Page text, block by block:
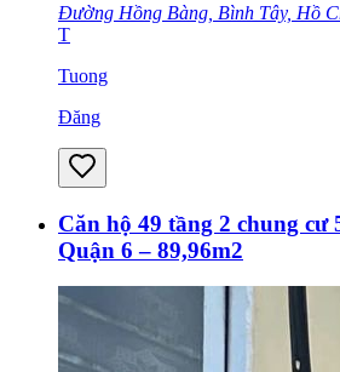
Đường Hồng Bàng, Bình Tây, Hồ
T
Tuong
Đăng
Căn hộ 49 tầng 2 chung cư
Quận 6 – 89,96m2